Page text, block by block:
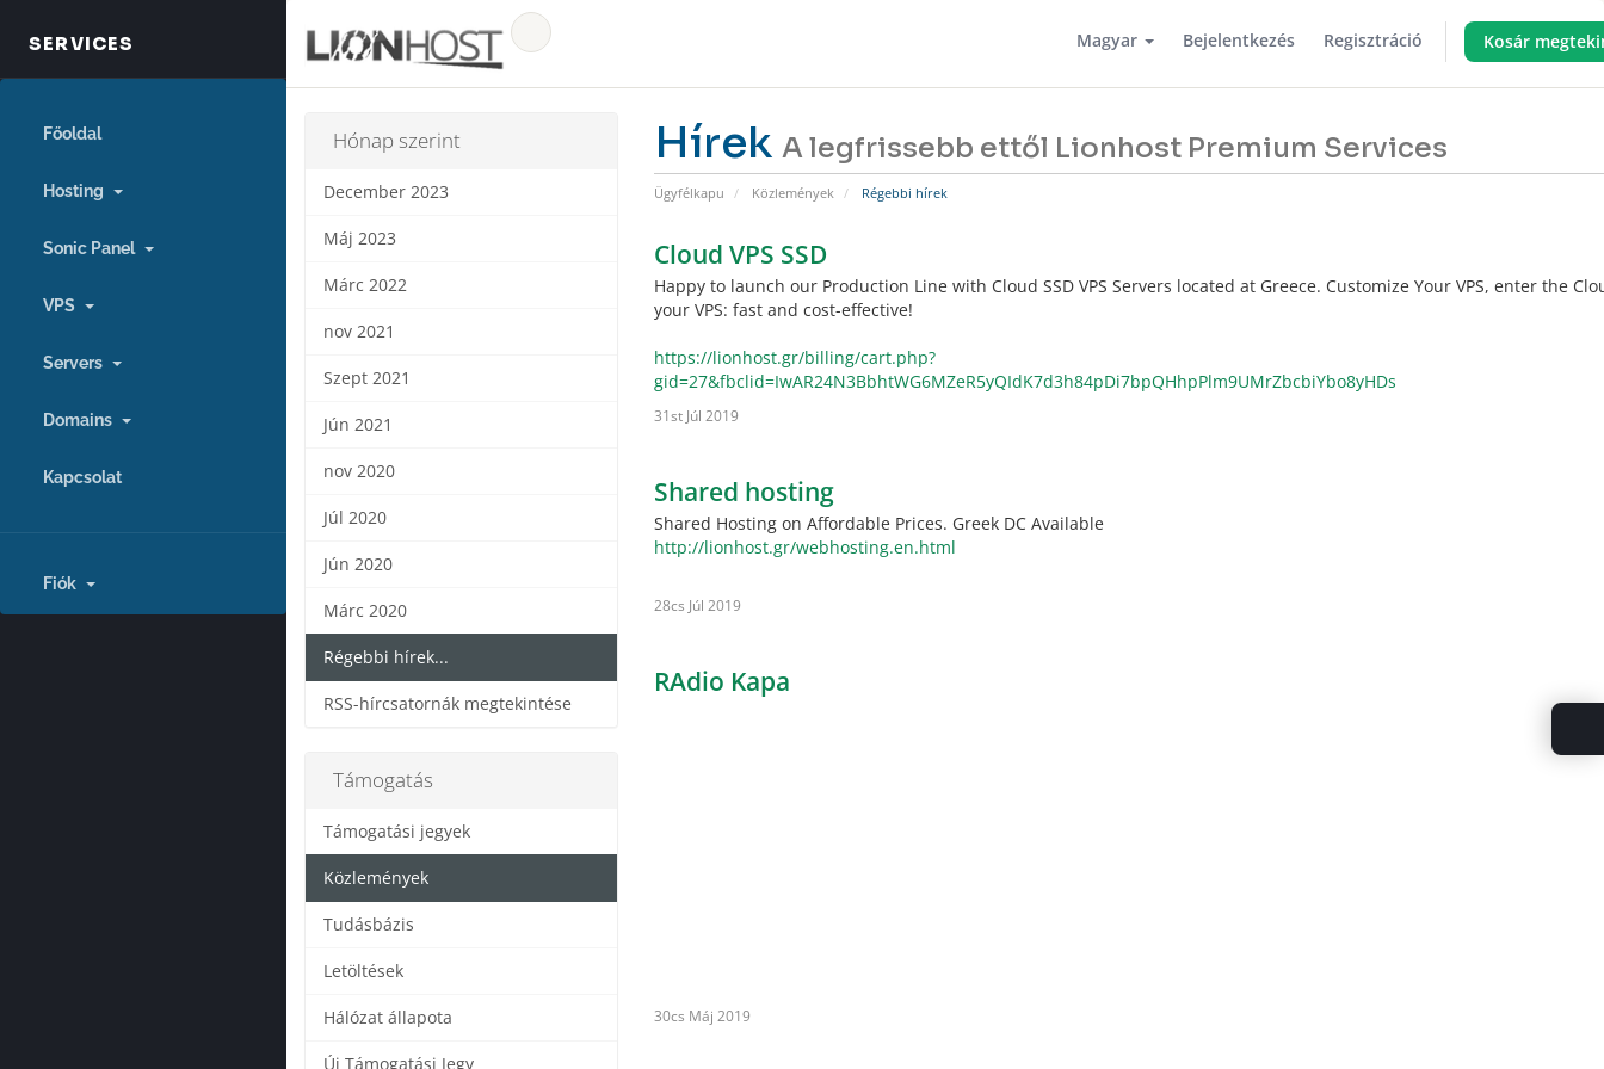
Magyar Bejelentkezés Regisztráció Kosár
Főoldal
Hosting
Sonic Panel
VPS
Servers
Domains
Kapcsolat
Fiók
Hírek A legfrissebb ettől Lionhost Premium Services
Ügyfélkapu Közlemények Régebbi hírek
Hónap szerint
December 2023
Máj 2023
Márc 2022
nov 2021
Szept 2021
Jún 2021
nov 2020
Júl 2020
Jún 2020
Márc 2020
Régebbi hírek...
RSS-hírcsatornák megtekintése
Cloud VPS SSD
Happy to launch our Production Line with Cloud SSD VPS Servers located at Greece. Customize Your VPS, enter the
your VPS: fast and cost-effective!
https://lionhost.gr/billing/cart.php?
gid=27&fbclid=IwAR24N3BbhtWG6MZeR5yQIdK7d3h84pDi7bpQHhpPlm9UMrZbcbiYbo8yHDs
31st Júl 2019
Shared hosting
Shared Hosting on Affordable Prices. Greek DC Available
http://lionhost.gr/webhosting.en.html
28cs Júl 2019
RAdio Kapa
30cs Máj 2019
Támogatás
Támogatási jegyek
Közlemények
Tudásbázis
Letöltések
Hálózat állapota
Új Támogatási Jegy